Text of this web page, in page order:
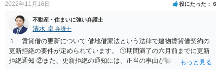
2022年11月16日 役にたった 6
不動産・住まいに強い弁護士
清水 卓 弁護士
１ 賃貸借の更新について 借地借家法という法律で建物賃貸借契約の
更新拒絶の要件が定められています。 ①期間満了の六月前までに更新
拒絶通知 ②また、更新拒絶の通知には、正当の事由が認められる必要